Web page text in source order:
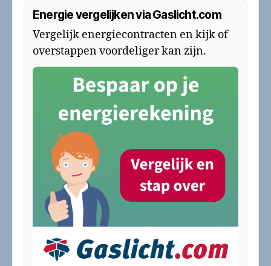
Energie vergelijken via Gaslicht.com
Vergelijk energiecontracten en kijk of
overstappen voordeliger kan zijn.